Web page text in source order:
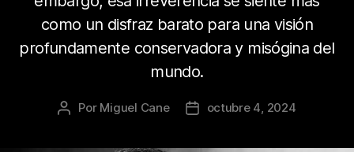
como un disfraz barato para una visión
profundamente conservadora y misógina del
mundo.
Autor
Por Miguel Cane
Fechaoctubre 4, 2024